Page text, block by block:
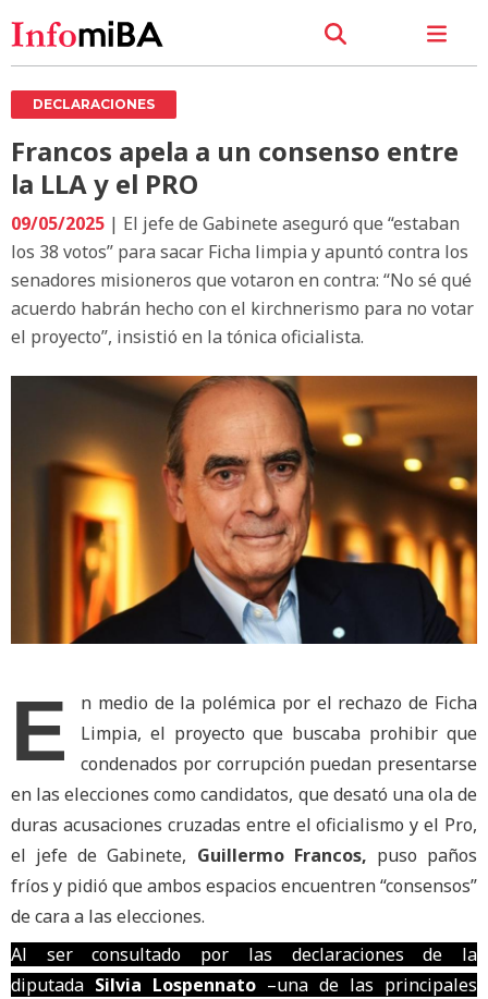
DECLARACIONES
Francos apela a un consenso entre
la LLA y el PRO
09/05/2025 | El jefe de Gabinete aseguró que “estaban
los 38 votos” para sacar Ficha limpia y apuntó contra los
senadores misioneros que votaron en contra: “No sé qué
acuerdo habrán hecho con el kirchnerismo para no votar
el proyecto”, insistió en la tónica oficialista.
E
n medio de la polémica por el rechazo de Ficha
Limpia, el proyecto que buscaba prohibir que
condenados por corrupción puedan presentarse
en las elecciones como candidatos, que desató una ola de
duras acusaciones cruzadas entre el oficialismo y el Pro,
el jefe de Gabinete, Guillermo Francos, puso paños
fríos y pidió que ambos espacios encuentren “consensos”
de cara a las elecciones.
Al ser consultado por las declaraciones de la
diputada Silvia Lospennato –una de las principales